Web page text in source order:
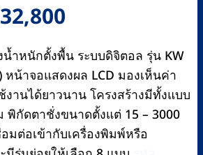
32,800
น้ำหนักตั้งพื้น ระบบดิจิตอล รุ่น KW
หน้าจอแสดงผล LCD มองเห็นค่า
งานได้ยาวนาน โครงสร้างมีทั้งแบบ
พิกัดตาชั่งขนาดตั้งแต่ 15 – 3000
มต่อเข้ากับเครื่องพิมพ์หรือ